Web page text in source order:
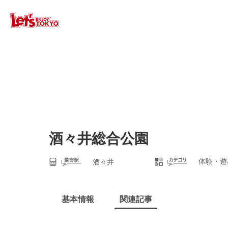
酒々井総合公園
酒々井 体験・
基本情報 関連記事